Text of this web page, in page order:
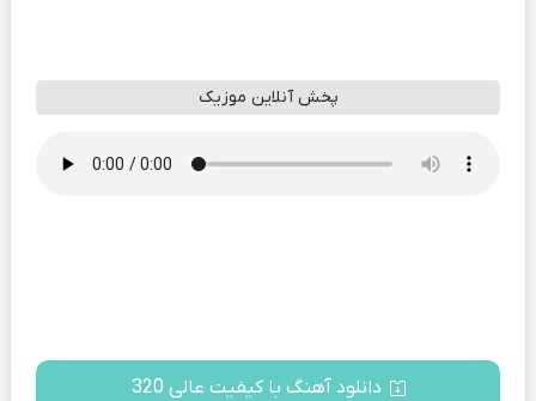
پخش آنلاین موزیک
دانلود آهنگ با کیفیت عالی 320